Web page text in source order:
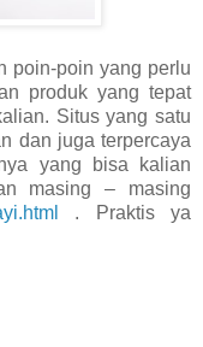
poin-poin yang perlu
produk yang tepat
Situs yang satu
dan juga terpercaya
yang bisa kalian
masing – masing
. Praktis ya